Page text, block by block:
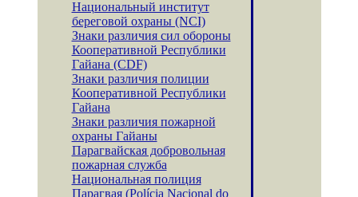
Национальный институт
береговой охраны (NCI)
Знаки различия сил обороны
Кооперативной Республики
Гайана (CDF)
Знаки различия полиции
Кооперативной Республики
Гайана
Знаки различия пожарной
охраны Гайаны
Парагвайская добровольная
пожарная служба
Национальная полиция
Парагвая (Polícia Nacional do